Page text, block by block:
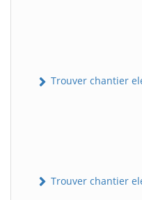
Trouver chantier
Trouver chantier